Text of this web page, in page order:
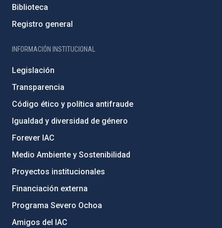
Biblioteca
Registro general
INFORMACIÓN INSTITUCIONAL
Legislación
Transparencia
Código ético y política antifraude
Igualdad y diversidad de género
Forever IAC
Medio Ambiente y Sostenibilidad
Proyectos institucionales
Financiación externa
Programa Severo Ochoa
Amigos del IAC